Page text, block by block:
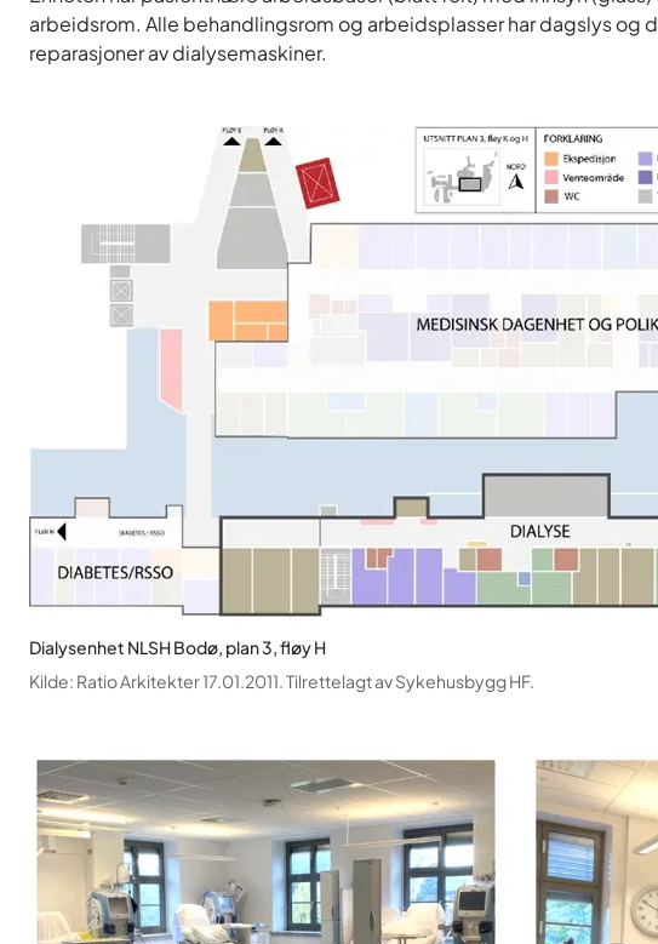
arbeidsrom. Alle behandlingsrom og arbeidsplasser har dagslys og
reparasjoner av dialysemaskiner.
Dialysenhet NLSH Bodø, plan 3, fløy H
Kilde: Ratio Arkitekter 17.01.2011. Tilrettelagt av Sykehusbygg HF.